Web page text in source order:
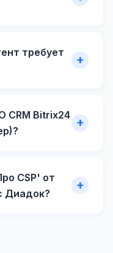
требует
CRM Bitrix24
CSP' от
Диадок?